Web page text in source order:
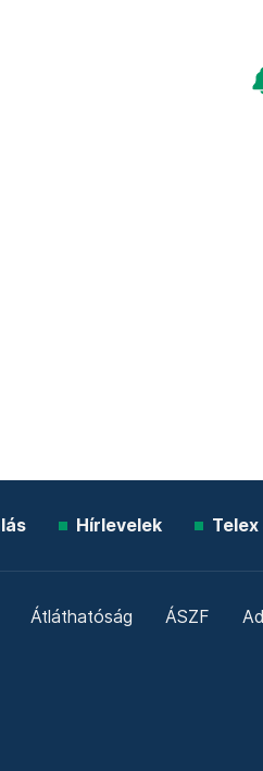
Hírlevelek Telex
Átláthatóság ÁSZF